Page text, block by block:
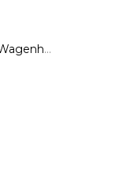
Bordwerkzeug Steckschlüssel Wagenheber Renault Laguna 1